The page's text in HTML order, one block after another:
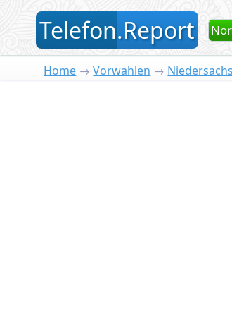
Telefon.Report
Home →Vorwahlen →